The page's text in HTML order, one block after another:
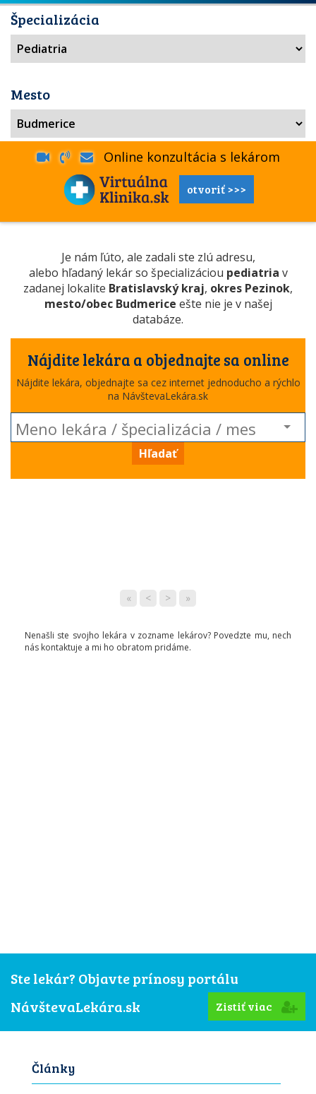
Špecializácia
Mesto
Online konzultácia s lekárom
otvoriť >>>
Je nám ľúto, ale zadali ste zlú adresu,
alebo hľadaný lekár so špecializáciou pediatria v
zadanej lokalite Bratislavský kraj, okres Pezinok,
mesto/obec Budmerice ešte nie je v našej
databáze.
Nájdite lekára a objednajte sa online
Nájdite lekára, objednajte sa cez internet jednoducho a rýchlo
na NávštevaLekára.sk
Hľadať
« < > »
Nenašli ste svojho lekára v zozname lekárov? Povedzte mu, nech
nás kontaktuje a mi ho obratom pridáme.
Ste lekár? Objavte prínosy portálu
NávštevaLekára.sk
Zistiť viac
Články